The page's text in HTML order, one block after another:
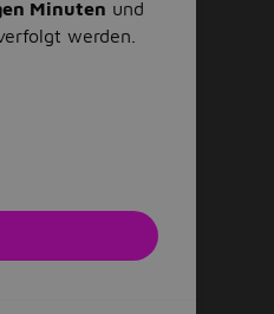
Minuten und
werden.